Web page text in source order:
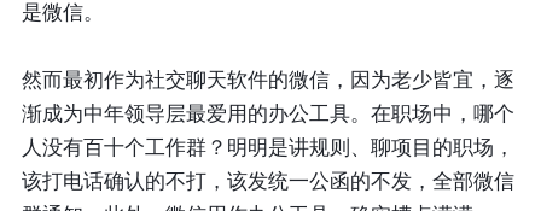
是微信。
然而最初作为社交聊天软件的微信，因为老少皆宜，逐
渐成为中年领导层最爱用的办公工具。在职场中，哪个
人没有百十个工作群？明明是讲规则、聊项目的职场，
该打电话确认的不打，该发统一公函的不发，全部微信